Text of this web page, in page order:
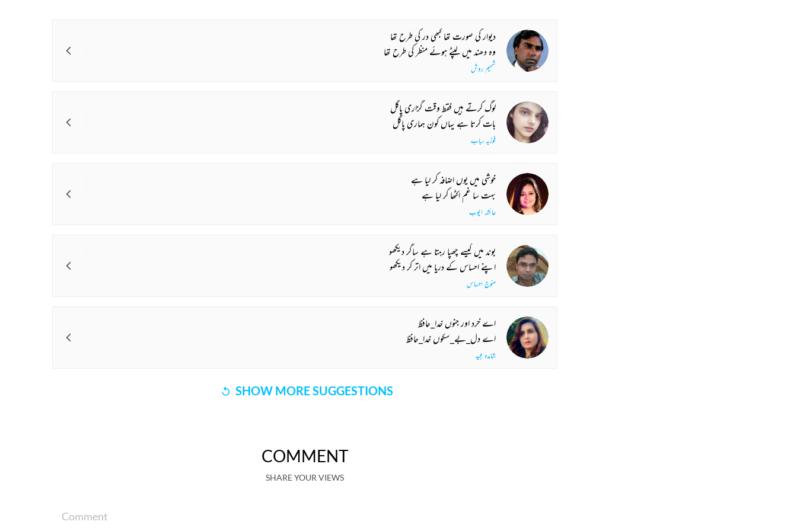
دیوار کی صورت تھا کبھی در کی طرح تھا
وہ دھند میں لپٹے ہوئے منظر کی طرح تھا
شمیم روش
لوگ کرتے ہیں فقط وقت گزاری پاگل
بات کرتا ہے یہاں کون ہماری پاگل
فوزیہ رباب
خوشی میں یوں اضافہ کر لیا ہے
بہت سا غم اکٹھا کر لیا ہے
عائشہ ایوب
بوند میں کیسے چھپا رہتا ہے ساگر دیکھو
اپنے احساس کے دریا میں اتر کر دیکھو
منوج احساس
اے خرد اور جنوں خدا_حافظ
اے دل_بے_سکوں خدا_حافظ
شاہدہ مجید
SHOW MORE SUGGESTIONS
COMMENT
SHARE YOUR VIEWS
Comment